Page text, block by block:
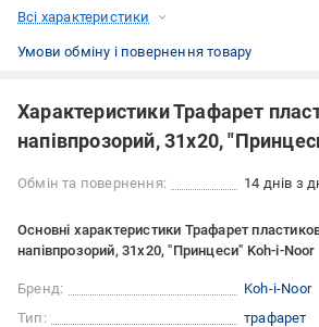
Всі характеристики
Умови обміну і повернення товару
Характеристики Трафарет
напівпрозорий, 31х20,
Обмін та повернення: 14 днів з
Основні характеристики Трафарет
напівпрозорий, 31х20, "Принцеси" Koh-i-Noor
Бренд:
Koh-i-Noor
Тип:
трафарет